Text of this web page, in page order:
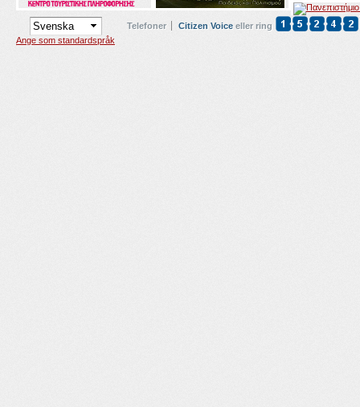
Ange som standardspråk
Telefoner Citizen Voice eller ring